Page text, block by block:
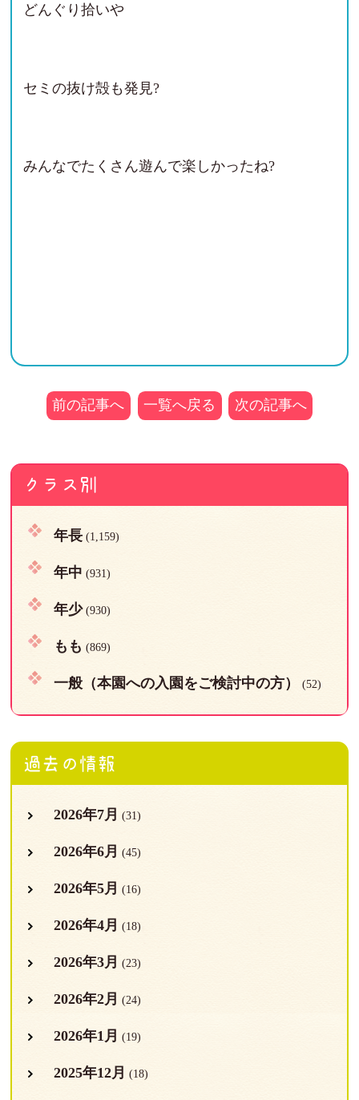
どんぐり拾いや
セミの抜け殻も発見?
みんなでたくさん遊んで楽しかったね?
前の記事へ 一覧へ戻る 次の記事へ
クラス別
年長(1,159)
年中 (931)
年少(930)
もも (869)
一般（本園への入園をご検討中の方） (52)
過去の情報
2026年7月 (31)
2026年6月 (45)
2026年5月 (16)
2026年4月 (18)
2026年3月 (23)
2026年2月 (24)
2026年1月 (19)
2025年12月 (18)